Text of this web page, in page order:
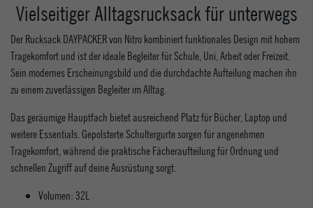
Vielseitiger Alltagsrucksack für unterwegs
Der Rucksack DAYPACKER von Nitro kombiniert funktionales Design mit hohem
Tragekomfort und ist der ideale Begleiter für Schule, Uni, Arbeit oder Freizeit.
Sein modernes Erscheinungsbild und die durchdachte Aufteilung machen ihn
zu einem zuverlässigen Begleiter im Alltag.
Das geräumige Hauptfach bietet ausreichend Platz für Bücher, Laptop und
weitere Essentials. Gepolsterte Schultergurte sorgen für angenehmen
Tragekomfort, während die praktische Fächeraufteilung für Ordnung und
schnellen Zugriff auf deine Ausrüstung sorgt.
Volumen: 32L